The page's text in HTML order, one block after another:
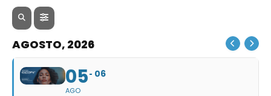
AGOSTO, 2026
05
AGO
06